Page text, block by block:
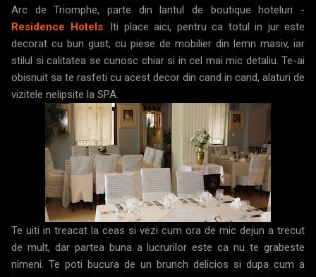
Arc de Triomphe, parte din lantul de boutique hoteluri -
Residence Hotels. Iti place aici, pentru ca totul in jur este
decorat cu bun gust, cu piese de mobilier din lemn masiv, iar
stilul si calitatea se cunosc chiar si in cel mai mic detaliu. Te-ai
obisnuit sa te rasfeti cu acest decor din cand in cand, alaturi de
vizitele nelipsite la SPA.
Te uiti in treacat la ceas si vezi cum ora de mic dejun a trecut
de mult, dar partea buna a lucrurilor este ca nu te grabeste
nimeni. Te poti bucura de un brunch delicios si dupa cum a